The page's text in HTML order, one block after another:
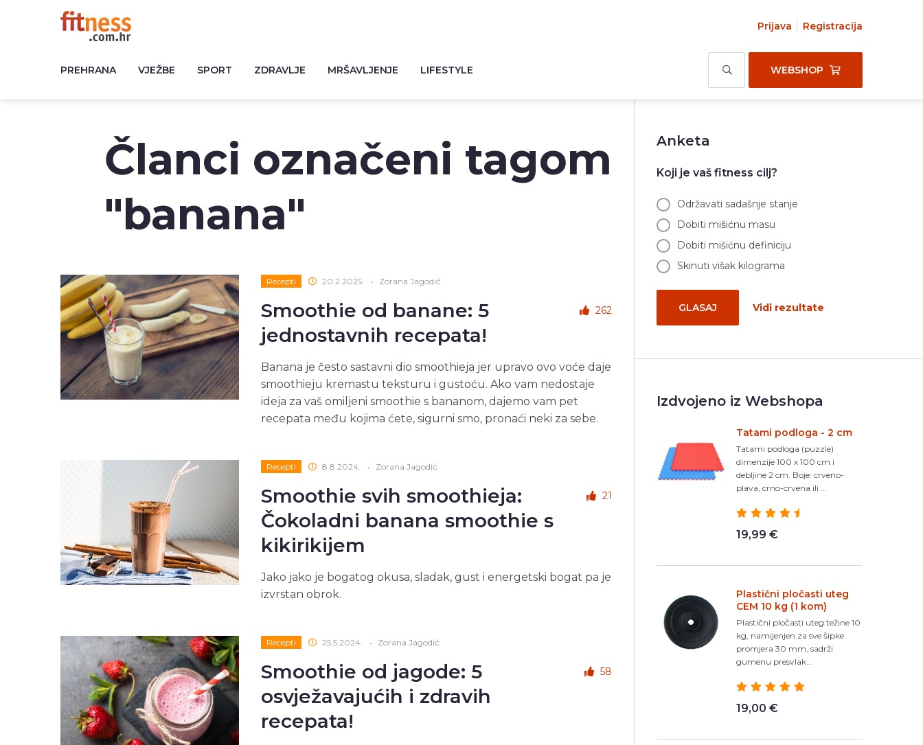
Prijava Registracija
PREHRANA VJEŽBE SPORT ZDRAVLJE MRŠAVLJENJE LIFESTYLE WEBSHOP
Članci označeni tagom
"banana"
Recepti 20.2.2025. • Zorana Jagodić
Smoothie od banane: 5
jednostavnih recepata!
262
Banana je često sastavni dio smoothieja jer upravo ovo voće daje
smoothieju kremastu teksturu i gustoću. Ako vam nedostaje
ideja za vaš omiljeni smoothie s bananom, dajemo vam pet
recepata među kojima ćete, sigurni smo, pronaći neki za sebe.
Recepti 8.8.2024. • Zorana Jagodić
Smoothie svih smoothieja:
Čokoladni banana smoothie s
kikirikijem
21
Jako jako je bogatog okusa, sladak, gust i energetski bogat pa je
izvrstan obrok.
Recepti 25.5.2024. • Zorana Jagodić
Smoothie od jagode: 5
osvježavajućih i zdravih
recepata!
58
Anketa
Koji je vaš fitness cilj?
Održavati sadašnje stanje
Dobiti mišićnu masu
Dobiti mišićnu definiciju
Skinuti višak kilograma
GLASAJ Vidi rezultate
Izdvojeno iz Webshopa
Tatami podloga - 2 cm
Tatami podloga (puzzle)
dimenzije 100 x 100 cm i
debljine 2 cm. Boje: crveno-
plava, crno-crvena ili ...
19,99 €
Plastični pločasti uteg
CEM 10 kg (1 kom)
Plastični pločasti uteg težine 10
kg, namijenjen za sve šipke
promjera 30 mm, sadrži
gumenu presvlak...
19,00 €